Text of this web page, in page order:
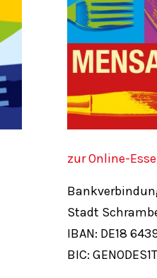
zur Online-
Stadt
IBAN: DE18
BIC: